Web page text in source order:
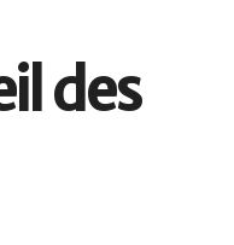
des